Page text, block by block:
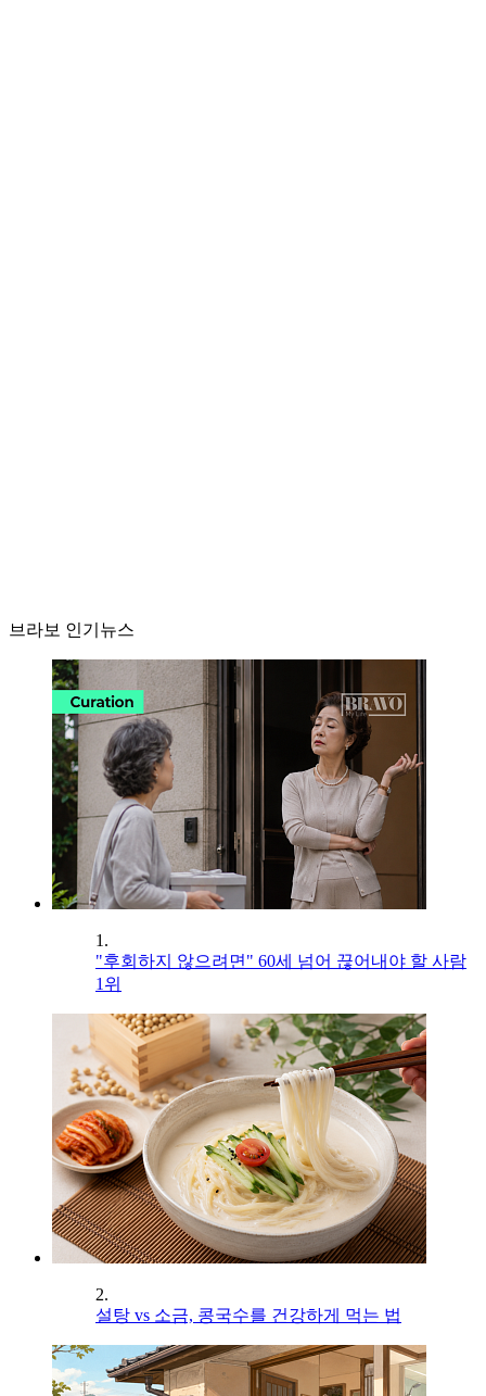
브라보 인기뉴스
1.
"후회하지 않으려면" 60세 넘어 끊어내야 할 사람
1위
2.
설탕 vs 소금, 콩국수를 건강하게 먹는 법